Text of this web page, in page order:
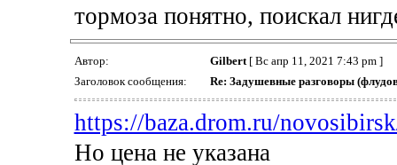
тормоза понятно, поискал
Автор: Gilbert[ Вс апр 11, 2021 7:43 pm ]
Заголовок сообщения:
Re: Задушевные разговоры
https://baza.drom.ru/
Но цена не указана